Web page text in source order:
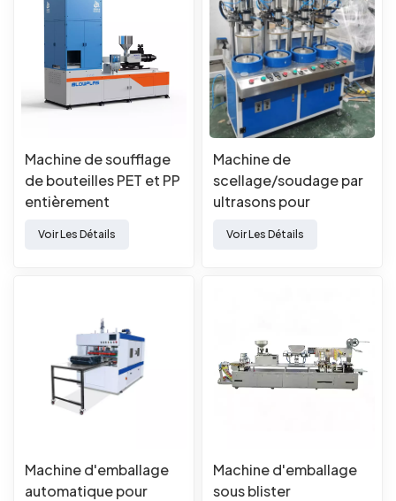
Machine de soufflage
de bouteilles PET et PP
entièrement
extrusion)
Voir Les Détails
Machine de
scellage/soudage par
ultrasons pour
Voir Les Détails
Machine d'emballage
automatique pour
Machine d'emballage
sous blister